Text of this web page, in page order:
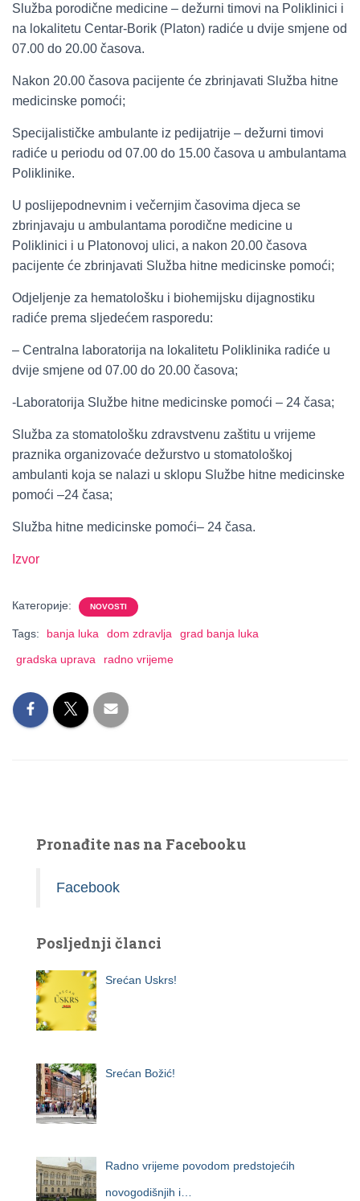
Služba porodične medicine – dežurni timovi na Poliklinici i
na lokalitetu Centar-Borik (Platon) radiće u dvije smjene od
07.00 do 20.00 časova.
Nakon 20.00 časova pacijente će zbrinjavati Služba hitne
medicinske pomoći;
Specijalističke ambulante iz pedijatrije – dežurni timovi
radiće u periodu od 07.00 do 15.00 časova u ambulantama
Poliklinike.
U poslijepodnevnim i večernjim časovima djeca se
zbrinjavaju u ambulantama porodične medicine u
Poliklinici i u Platonovoj ulici, a nakon 20.00 časova
pacijente će zbrinjavati Služba hitne medicinske pomoći;
Odjeljenje za hematološku i biohemijsku dijagnostiku
radiće prema sljedećem rasporedu:
– Centralna laboratorija na lokalitetu Poliklinika radiće u
dvije smjene od 07.00 do 20.00 časova;
-Laboratorija Službe hitne medicinske pomoći – 24 časa;
Služba za stomatološku zdravstvenu zaštitu u vrijeme
praznika organizovaće dežurstvo u stomatološkoj
ambulanti koja se nalazi u sklopu Službe hitne medicinske
pomoći –24 časa;
Služba hitne medicinske pomoći– 24 časa.
Izvor
Категорије: NOVOSTI
Tags: banja luka dom zdravlja
grad banja luka
gradska uprava
radno vrijeme
Pronađite nas na Facebooku
Facebook
Posljednji članci
Srećan Uskrs!
Srećan Božić!
Radno vrijeme povodom predstojećih
novogodišnjih i…